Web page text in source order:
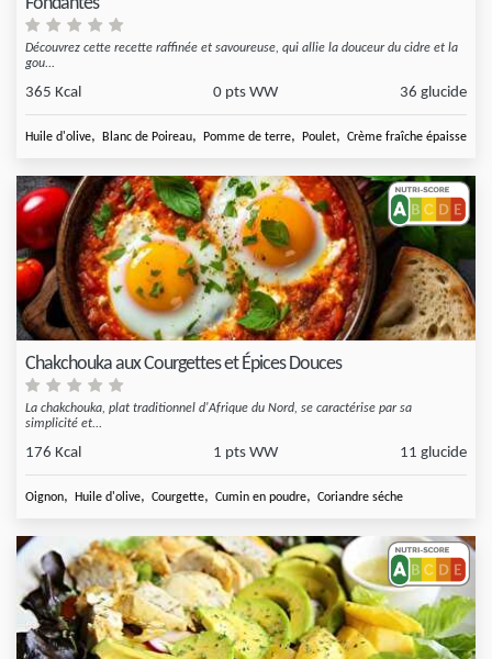
Découvrez cette recette raffinée et savoureuse, qui allie la douceur du cidre et la
gou...
365 Kcal 0 pts WW 36 glucide
Huile d'olive, Blanc de Poireau, Pomme de terre, Poulet, Crème fraîche épaisse
Chakchouka aux Courgettes et Épices Douces
La chakchouka, plat traditionnel d'Afrique du Nord, se caractérise par sa
simplicité et...
176 Kcal 1 pts WW 11 glucide
Oignon, Huile d'olive, Courgette, Cumin en poudre, Coriandre séche